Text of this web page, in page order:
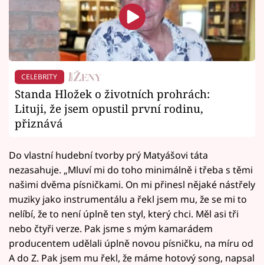
CELEBRITY
Standa Hložek o životních prohrách:
Lituji, že jsem opustil první rodinu,
přiznává
Do vlastní hudební tvorby prý Matyášovi táta
nezasahuje. „Mluví mi do toho minimálně i třeba s těmi
našimi dvěma písničkami. On mi přinesl nějaké nástřely
muziky jako instrumentálu a řekl jsem mu, že se mi to
nelíbí, že to není úplně ten styl, který chci. Měl asi tři
nebo čtyři verze. Pak jsme s mým kamarádem
producentem udělali úplně novou písničku, na míru od
A do Z. Pak jsem mu řekl, že máme hotový song, napsal